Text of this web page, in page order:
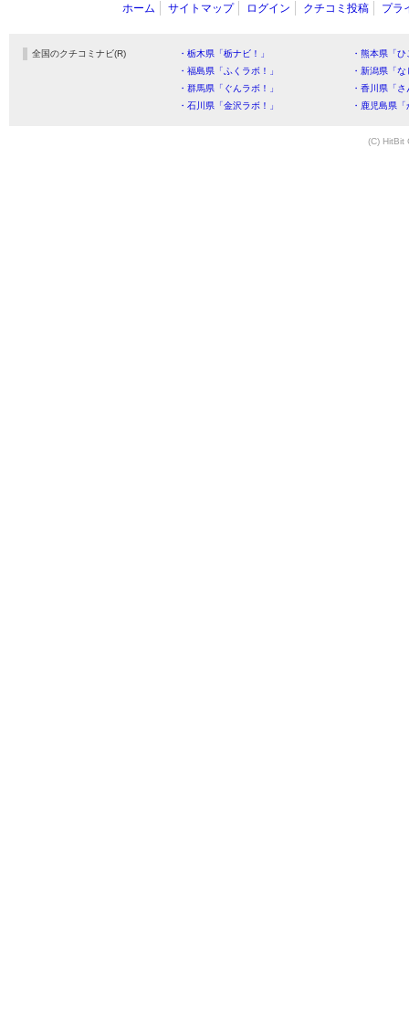
ホーム サイトマップ ログイン クチコミ投稿 プラ
全国のクチコミナビ(R) ・栃木県「栃ナビ！」
・熊本県「
・福島県「ふくラボ！」
・新潟県「
・群馬県「ぐんラボ！」
・香川県「
・石川県「金沢ラボ！」
・鹿児島県
(C) HitBit